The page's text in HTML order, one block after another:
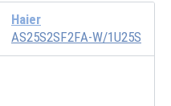
Haier
AS25S2SF2FA-W/